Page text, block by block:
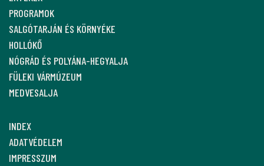
PROGRAMOK
SALGÓTARJÁN ÉS KÖRNYÉKE
HOLLÓKŐ
NÓGRÁD ÉS POLYÁNA-HEGYALJA
FÜLEKI VÁRMÚZEUM
MEDVESALJA
INDEX
ADATVÉDELEM
IMPRESSZUM